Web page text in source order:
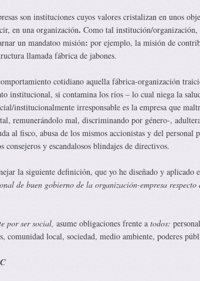
son instituciones cuyos valores cristalizan en unos
en una organización. Como tal institución/organización,
un mandatoo misión: por ejemplo, la misión de
llamada fábrica de jabones.
cotidiano aquella fábrica-organización
institucional, si contamina los ríos – lo cual niega la
institucionalmente irresponsable es la empresa que
remunerándolo mal, discriminando por género-,
al fisco, abusa de los mismos accionistas y del personal
consejeros y escandalosos blindajes de directivos.
la siguiente definición, que yo he diseñado y aplicado
de buen gobierno de la organización-empresa respecto
por ser social, asume obligaciones frente a todos:
comunidad local, sociedad, medio ambiente, poderes